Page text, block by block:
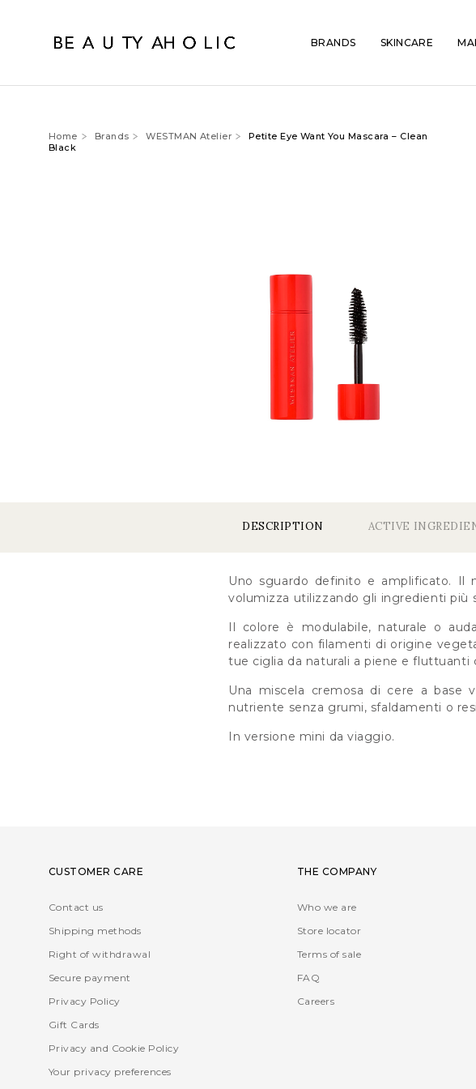
BRANDS SKINCARE
Home Brands WESTMAN Atelier
Petite Eye Want You Mascara – Clean
Black
DESCRIPTION ACTIVE
Uno sguardo definito e amplificato. Il
volumizza utilizzando gli ingredienti più
Il colore è modulabile, naturale o
realizzato con filamenti di origine
tue ciglia da naturali a piene e fluttuanti
Una miscela cremosa di cere a
nutriente senza grumi, sfaldamenti o
In versione mini da viaggio.
CUSTOMER CARE
Contact us
Shipping methods
Right of withdrawal
Secure payment
Privacy Policy
Gift Cards
Privacy and Cookie Policy
Your privacy preferences
THE COMPANY
Who we are
Store locator
Terms of sale
FAQ
Careers